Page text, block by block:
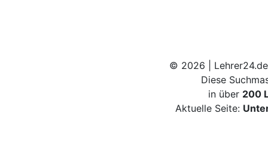
© 2026 |
Diese
in über 200
Aktuelle Seite: